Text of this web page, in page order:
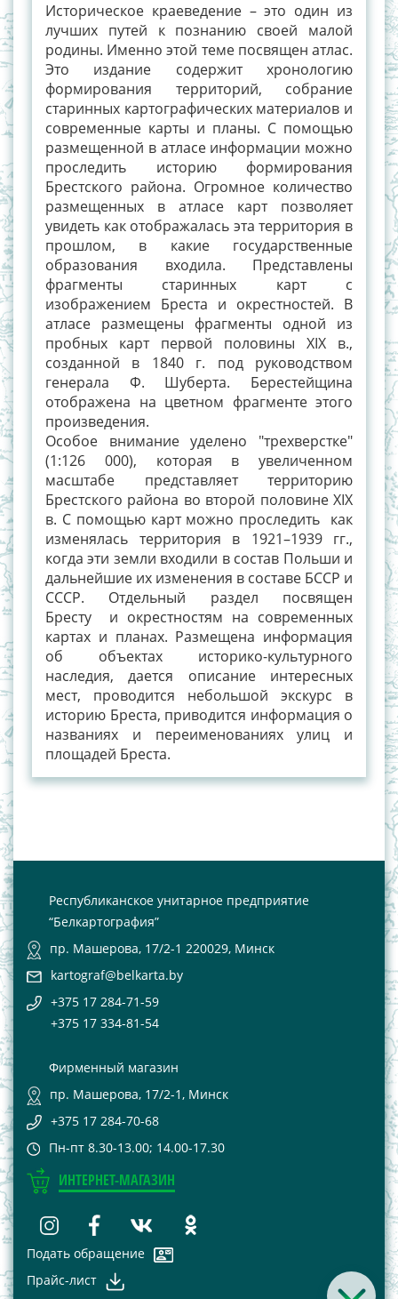
Историческое краеведение – это один из
лучших путей к познанию своей малой
родины. Именно этой теме посвящен атлас.
Это издание содержит хронологию
формирования территорий, собрание
старинных картографических материалов и
современные карты и планы. С помощью
размещенной в атласе информации можно
проследить историю формирования
Брестского района. Огромное количество
размещенных в атласе карт позволяет
увидеть как отображалась эта территория в
прошлом, в какие государственные
образования входила. Представлены
фрагменты старинных карт с
изображением Бреста и окрестностей. В
атласе размещены фрагменты одной из
пробных карт первой половины XIX в.,
созданной в 1840 г. под руководством
генерала Ф. Шуберта. Берестейщина
отображена на цветном фрагменте этого
произведения.
Особое внимание уделено "трехверстке"
(1:126 000), которая в увеличенном
масштабе представляет территорию
Брестского района во второй половине XIX
в. С помощью карт можно проследить как
изменялась территория в 1921–1939 гг.,
когда эти земли входили в состав Польши и
дальнейшие их изменения в составе БССР и
СССР. Отдельный раздел посвящен
Бресту и окрестностям на современных
картах и планах. Размещена информация
об объектах историко-культурного
наследия, дается описание интересных
мест, проводится небольшой экскурс в
историю Бреста, приводится информация о
названиях и переименованиях улиц и
площадей Бреста.
Республиканское унитарное предприятие
“Белкартография”
пр. Машерова, 17/2-1 220029, Минск
kartograf@belkarta.by
+375 17 284-71-59
+375 17 334-81-54
Фирменный магазин
пр. Машерова, 17/2-1, Минск
+375 17 284-70-68
Пн-пт 8.30-13.00; 14.00-17.30
ИНТЕРНЕТ-МАГАЗИН
Подать обращение
Прайс-лист